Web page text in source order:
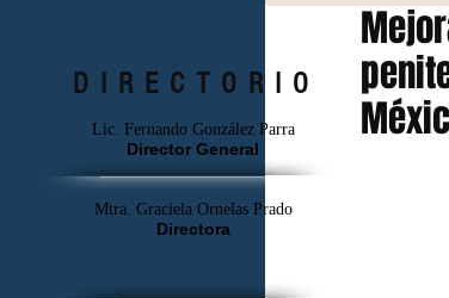
DIRECTORIO
Lic. Fernando González Parra
Director General
Mtra. Graciela Ornelas Prado
Directora